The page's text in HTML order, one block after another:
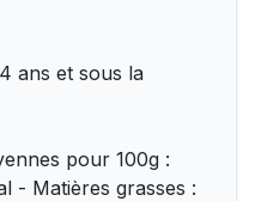
ans et sous la
pour 100g :
- Matières grasses :